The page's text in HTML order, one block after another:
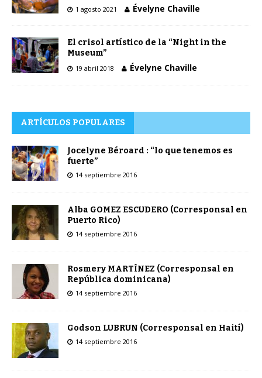
1 agosto 2021 Évelyne Chaville
El crisol artístico de la “Night in the
Museum”
19 abril 2018 Évelyne Chaville
ARTÍCULOS POPULARES
Jocelyne Béroard : “lo que tenemos es
fuerte”
14 septiembre 2016
Alba GOMEZ ESCUDERO (Corresponsal en
Puerto Rico)
14 septiembre 2016
Rosmery MARTÍNEZ (Corresponsal en
República dominicana)
14 septiembre 2016
Godson LUBRUN (Corresponsal en Haití)
14 septiembre 2016